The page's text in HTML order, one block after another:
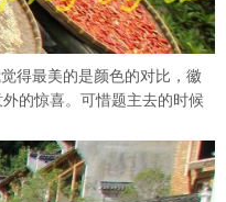
得最美的是颜色的对比，徽
的惊喜。可惜题主去的时候